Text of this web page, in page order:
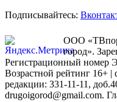
Подписывайтесь:
ООО
город».
Регистрационный номер
Возрастной рейтинг 16+ |
редакции: 331-11-11,
drugoigorod@gmail.com.